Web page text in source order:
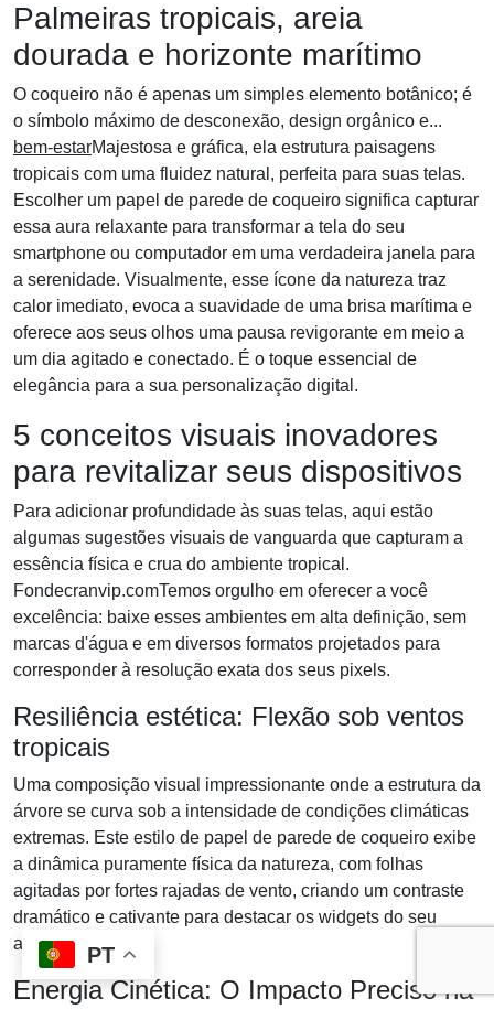
Palmeiras tropicais, areia
dourada e horizonte marítimo
O coqueiro não é apenas um simples elemento botânico; é
o símbolo máximo de desconexão, design orgânico e...
bem-estarMajestosa e gráfica, ela estrutura paisagens
tropicais com uma fluidez natural, perfeita para suas telas.
Escolher um papel de parede de coqueiro significa capturar
essa aura relaxante para transformar a tela do seu
smartphone ou computador em uma verdadeira janela para
a serenidade. Visualmente, esse ícone da natureza traz
calor imediato, evoca a suavidade de uma brisa marítima e
oferece aos seus olhos uma pausa revigorante em meio a
um dia agitado e conectado. É o toque essencial de
elegância para a sua personalização digital.
5 conceitos visuais inovadores
para revitalizar seus dispositivos
Para adicionar profundidade às suas telas, aqui estão
algumas sugestões visuais de vanguarda que capturam a
essência física e crua do ambiente tropical.
Fondecranvip.comTemos orgulho em oferecer a você
excelência: baixe esses ambientes em alta definição, sem
marcas d'água e em diversos formatos projetados para
corresponder à resolução exata dos seus pixels.
Resiliência estética: Flexão sob ventos
tropicais
Uma composição visual impressionante onde a estrutura da
árvore se curva sob a intensidade de condições climáticas
extremas. Este estilo de papel de parede de coqueiro exibe
a dinâmica puramente física da natureza, com folhas
agitadas por fortes rajadas de vento, criando um contraste
dramático e cativante para destacar os widgets do seu
aplicativo.
Energia Cinética: O Impacto Preciso na
PT